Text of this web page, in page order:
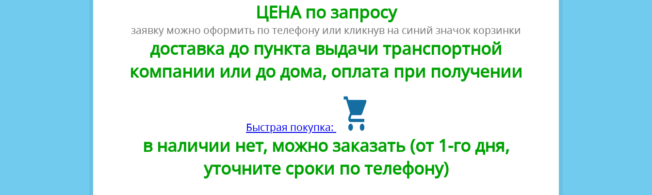
ЦЕНА по запросу
заявку можно оформить по телефону или кликнув на синий значок корзинки
доставка до пункта выдачи транспортной
компании или до дома, оплата при получении
Быстрая покупка:
в наличии нет, можно заказать (от 1-го дня,
уточните сроки по телефону)